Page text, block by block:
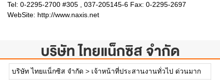
Tel: 0-2295-2700 #305 , 037-205145-6 Fax: 0-2295-2697
WebSite: http://www.naxis.net
บริษัท ไทยแน็กซิส จำกัด
บริษัท ไทยแน็กซิส จำกัด > เจ้าหน้าที่ประสานงานทั่วไป ด่วนมาก